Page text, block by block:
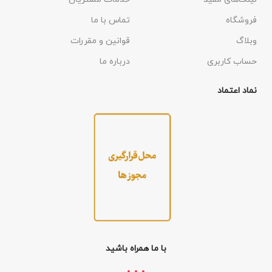
فروشگاه
وبلاگ
حساب کاربری
تماس با ما
قوانین و مقررات
درباره ما
نماد اعتماد
با ما همراه باشید